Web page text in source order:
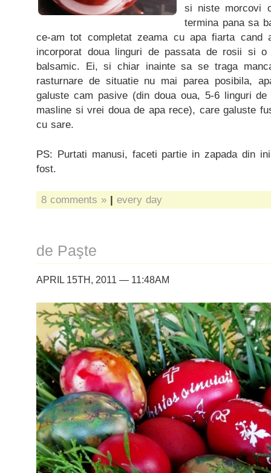
si niste morcovi
termina pana sa
ce-am tot completat zeama cu apa fiarta
incorporat doua linguri de passata de rosii si
balsamic. Ei, si chiar inainte sa se traga
rasturnare de situatie nu mai parea posibila,
galuste cam pasive (din doua oua, 5-6 linguri
masline si vrei doua de apa rece), care galuste
cu sare.
PS: Purtati manusi, faceti partie in zapada din
fost.
8 comments » | every day
de Paşte
APRIL 15TH, 2011 — 11:48AM